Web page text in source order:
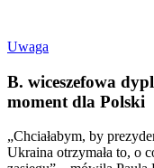
Uwaga
B. wiceszefowa
moment dla Polski
„Chciałabym, by
Ukraina otrzymała to, o